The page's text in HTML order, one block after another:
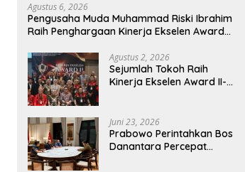
Agustus 6, 2026
Pengusaha Muda Muhammad Riski Ibrahim
Raih Penghargaan Kinerja Ekselen Award
Agustus 2, 2026
Sejumlah Tokoh Raih
Kinerja Ekselen Award II-
Juni 23, 2026
Prabowo Perintahkan Bos
Danantara Percepat